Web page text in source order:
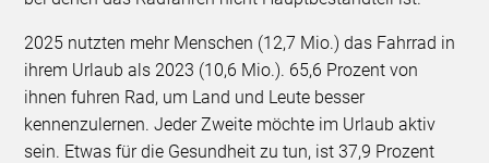
2025 nutzten mehr Menschen (12,7 Mio.) das Fahrrad in
ihrem Urlaub als 2023 (10,6 Mio.). 65,6 Prozent von
ihnen fuhren Rad, um Land und Leute besser
kennenzulernen. Jeder Zweite möchte im Urlaub aktiv
sein. Etwas für die Gesundheit zu tun, ist 37,9 Prozent